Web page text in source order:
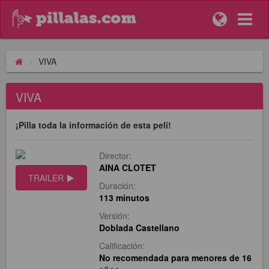
VIVA
VIVA
¡Pilla toda la información de esta peli!
TRAILER
Director:
AINA CLOTET
Duración:
113 minutos
Versión:
Doblada Castellano
Calificación:
No recomendada para menores de 16